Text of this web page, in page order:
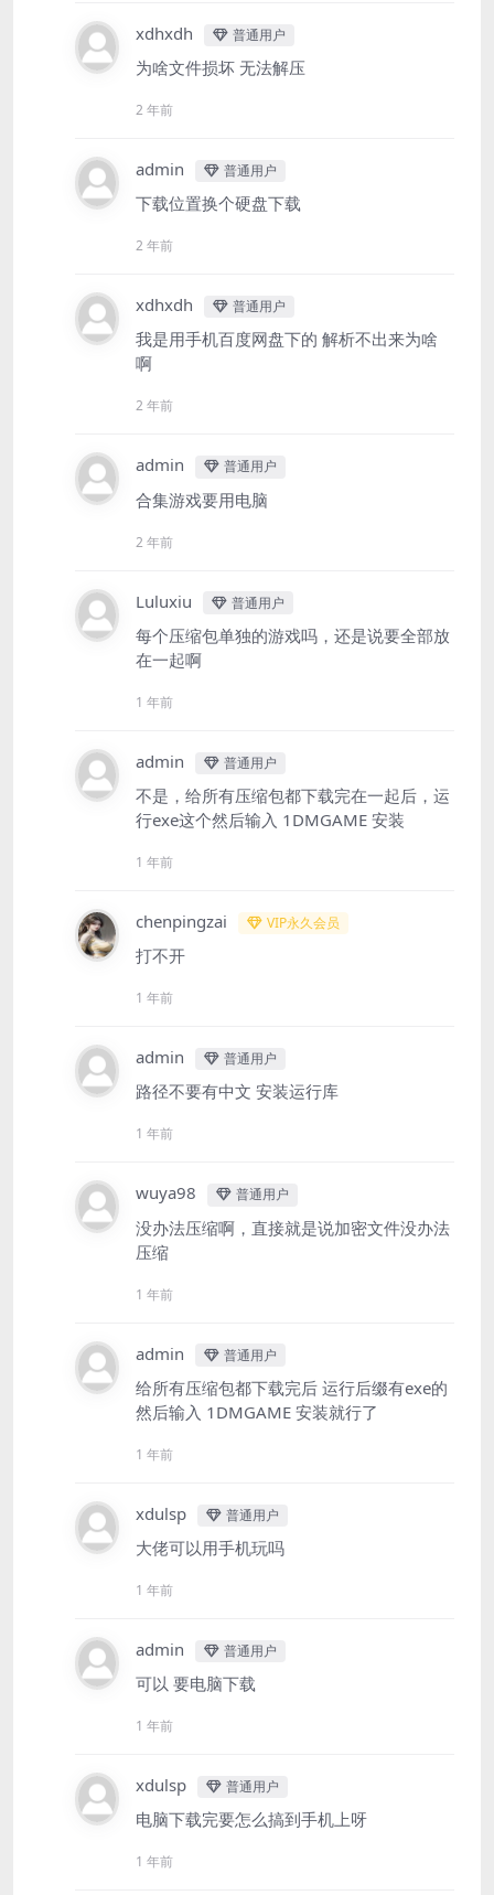
xdhxdh 普通用户
为啥文件损坏 无法解压
2 年前
admin 普通用户
下载位置换个硬盘下载
2 年前
xdhxdh 普通用户
我是用手机百度网盘下的 解析不出来为啥
啊
2 年前
admin 普通用户
合集游戏要用电脑
2 年前
Luluxiu 普通用户
每个压缩包单独的游戏吗，还是说要全部放
在一起啊
1 年前
admin 普通用户
不是，给所有压缩包都下载完在一起后，运
行exe这个然后输入 1DMGAME 安装
1 年前
chenpingzai VIP永久会员
打不开
1 年前
admin 普通用户
路径不要有中文 安装运行库
1 年前
wuya98 普通用户
没办法压缩啊，直接就是说加密文件没办法
压缩
1 年前
admin 普通用户
给所有压缩包都下载完后 运行后缀有exe的
然后输入 1DMGAME 安装就行了
1 年前
xdulsp 普通用户
大佬可以用手机玩吗
1 年前
admin 普通用户
可以 要电脑下载
1 年前
xdulsp 普通用户
电脑下载完要怎么搞到手机上呀
1 年前